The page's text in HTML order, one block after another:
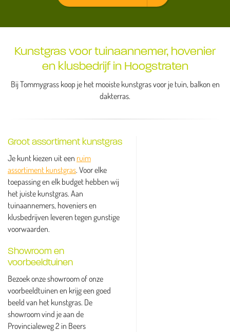
Kunstgras voor tuinaannemer, hovenier
en klusbedrijf in Hoogstraten
Bij Tommygrass koop je het mooiste kunstgras voor je tuin, balkon en
dakterras.
Groot assortiment kunstgras
Je kunt kiezen uit een ruim
assortiment kunstgras. Voor elke
toepassing en elk budget hebben wij
het juiste kunstgras. Aan
tuinaannemers, hoveniers en
klusbedrijven leveren tegen gunstige
voorwaarden.
Showroom en
voorbeeldtuinen
Bezoek onze showroom of onze
voorbeeldtuinen en krijg een goed
beeld van het kunstgras. De
showroom vind je aan de
Provincialeweg 2 in Beers